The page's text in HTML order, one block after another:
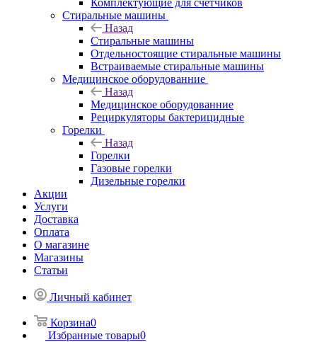
Комплектующие для счетчиков
Стиральные машины
Назад
Стиральные машины
Отдельностоящие стиральные машины
Встраиваемые стиральные машины
Медицинское оборудованние
Назад
Медицинское оборудованние
Рециркуляторы бактерицидные
Горелки
Назад
Горелки
Газовые горелки
Дизельные горелки
Акции
Услуги
Доставка
Оплата
О магазине
Магазины
Статьи
Личный кабинет
Корзина0
Избранные товары0